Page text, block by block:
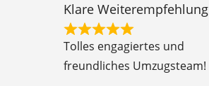
Klare Weiterempfehlung
R
a
Tolles engagiertes und
freundliches Umzugsteam!